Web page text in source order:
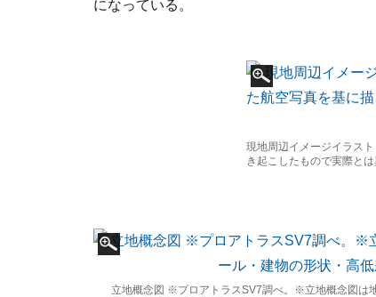
になっている。
現地周辺イメージイラス
き起こしたもので実際とは
立地概念図 ※プロアトラスSV7調べ。※立地概念図は